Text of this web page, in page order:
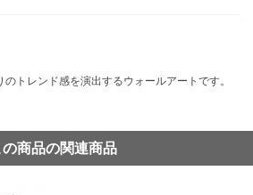
トレンド感を演出するウォールアートです。
の商品の関連商品